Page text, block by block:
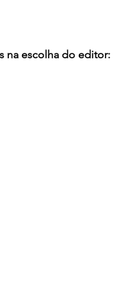
na escolha do editor: